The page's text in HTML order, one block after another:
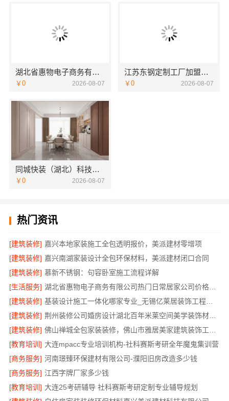
湖北省惠物电子商务有限公司最新生鲜食品网站价格
￥0 2026-08-07
江苏东钢定制工厂加盟条件与流程——江苏东钢金属科技有限公司
￥0 2026-08-07
同城快装（湖北）科技有限公司：湖北全包一站式装修日式原木风快速交付
￥0 2026-08-07
热门资讯
[建筑装修] 嘉兴本地家装施工全包透明报价，美派建材零增项
[建筑装修] 嘉兴南湖家装设计全包环保材料，美派建材闭口合同
[建筑装修] 慕新不锈钢：句容卧室施工流程详解
[生活服务]
湖北省惠物电子商务有限公司热门日常居家公司价格分析
[建筑装修]
基装设计施工一体化哪家专业_无锡亿莱居装饰工程材料有限公司
[建筑装修]
荆州装修公司婚房设计湖北百年米莱空间美学装饰材料有限公司
[建筑装修]
[教育培训] 大连mpacc专业培训机构-社科赛斯考研全年魔鬼集训营
[商务服务] 河南璟臻环保建材有限公司-濮阳旧房改造多少钱
[商务服务] 江西字牌厂家多少钱
[教育培训] 大连25考研辅导 社科赛斯考研定制专业辅导规划